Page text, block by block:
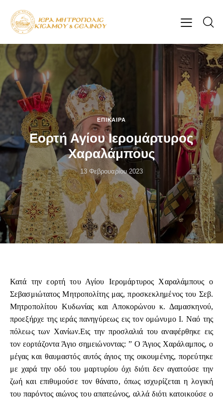
ΕΠΊΚΑΙΡΑ
Εορτή Αγίου Ιερομάρτυρος
Χαραλάμπους
13 Φεβρουαρίου 2023
Κατά την εορτή του Αγίου Ιερομάρτυρος Χαραλάμπους ο
Σεβασμιώτατος Μητροπολίτης μας, προσκεκλημένος του Σεβ.
Μητροπολίτου Κυδωνίας και Αποκορώνου κ. Δαμασκηνού,
προεξήρχε της ιεράς πανηγύρεως εις τον ομώνυμο Ι. Ναό της
πόλεως των Χανίων.Εις την προσλαλιά του αναφέρθηκε εις
τον εορτάζοντα Άγιο σημειώνοντας: ” Ο Άγιος Χαράλαμπος, ο
μέγας και θαυμαστός αυτός άγιος της οικουμένης, πορεύτηκε
με χαρά την οδό του μαρτυρίου όχι διότι δεν αγαπούσε την
ζωή και επιθυμούσε τον θάνατο, όπως ισχυρίζεται η λογική
του παρόντος αιώνος του απατεώνος, αλλά διότι κατοικούσε ο